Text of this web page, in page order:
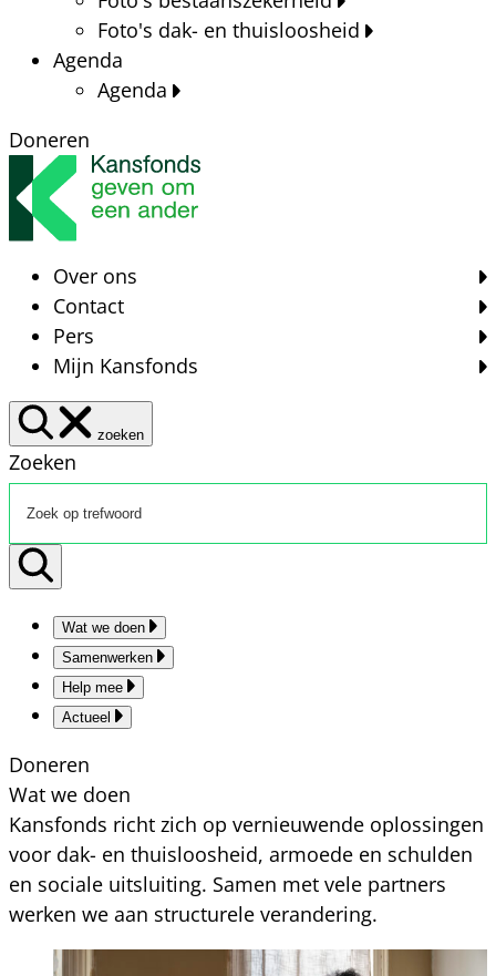
Foto's dak- en thuisloosheid
Agenda
Agenda
Doneren
Over ons
Contact
Pers
Mijn Kansfonds
zoeken
Zoeken
Wat we doen
Samenwerken
Help mee
Actueel
Doneren
Wat we doen
Kansfonds richt zich op vernieuwende oplossingen
voor dak- en thuisloosheid, armoede en schulden
en sociale uitsluiting. Samen met vele partners
werken we aan structurele verandering.